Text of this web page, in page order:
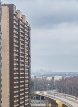
Москва / Московская
Получить контакты
Сдается
любой срок.
Помещение
назначение -
внутри есть
открыто
535 (+1)
Навигация